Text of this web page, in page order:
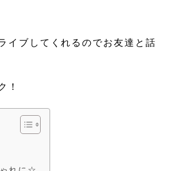
イブしてくれるのでお友達と話
！